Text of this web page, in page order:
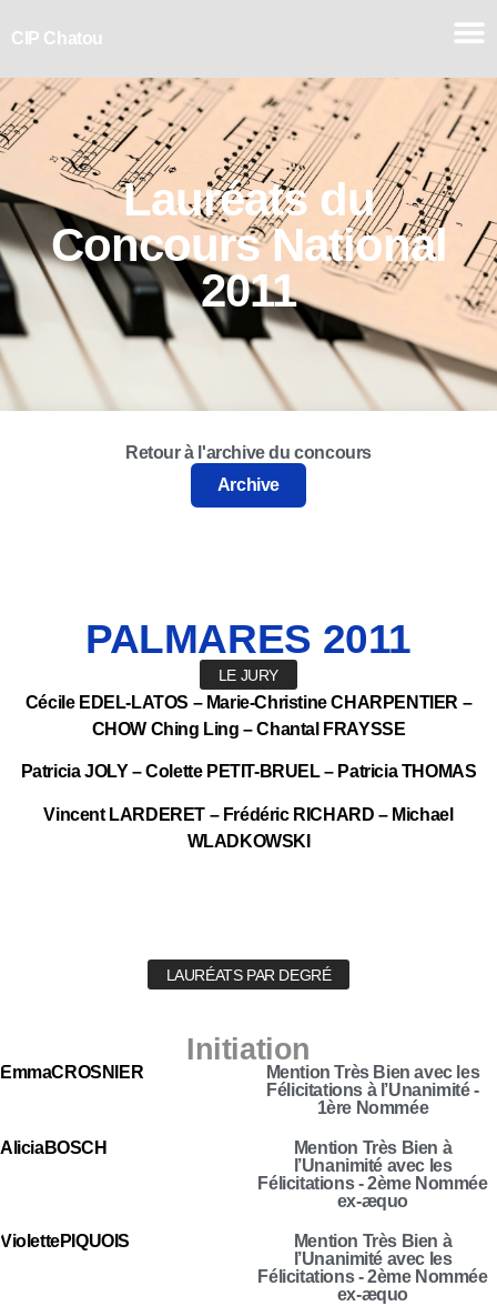
CIP Chatou
Lauréats du
ConcoursNational
2011
Retour à l'archive du concours
Archive
PALMARES 2011
LE JURY
Cécile EDEL-LATOS – Marie-Christine CHARPENTIER –
CHOW Ching Ling – Chantal FRAYSSE
Patricia JOLY – Colette PETIT-BRUEL – Patricia THOMAS
Vincent LARDERET – Frédéric RICHARD – Michael
WLADKOWSKI
LAURÉATS PAR DEGRÉ
Initiation
EmmaCROSNIER
Mention Très Bien avec les
Félicitations à l’Unanimité -
1ère Nommée
AliciaBOSCH
Mention Très Bien à
l’Unanimité avec les
Félicitations - 2ème Nommée
ex-æquo
ViolettePIQUOIS
Mention Très Bien à
l’Unanimité avec les
Félicitations - 2ème Nommée
ex-æquo